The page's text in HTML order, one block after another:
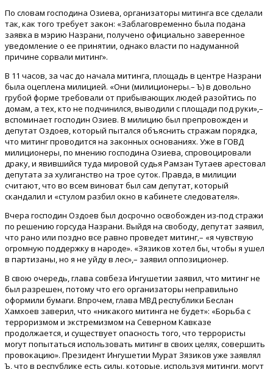
По словам господина Озиева, организаторы митинга все сделали
так, как того требует закон: «Заблаговременно была подана
заявка в мэрию Назрани, получено официально заверенное
уведомление о ее принятии, однако власти по надуманной
причине сорвали митинг».
В 11 часов, за час до начала митинга, площадь в центре Назрани
была оцеплена милицией. «Они (милиционеры.– Ъ) в довольно
грубой форме требовали от прибывающих людей разойтись по
домам, а тех, кто не подчинился, выводили с площади под руки»,–
вспоминает господин Озиев. В милицию был препровожден и
депутат Оздоев, который пытался объяснить стражам порядка,
что митинг проводится на законных основаниях. Уже в ГОВД
милиционеры, по мнению господина Озиева, спровоцировали
драку, и явившийся туда мировой судья Рамзан Тутаев арестовал
депутата за хулиганство на трое суток. Правда, в милиции
считают, что во всем виноват был сам депутат, который
скандалил и «стулом разбил окно в кабинете следователя».
Вчера господин Оздоев был досрочно освобожден из-под стражи
по решению горсуда Назрани. Выйдя на свободу, депутат заявил,
что рано или поздно все равно проведет митинг,– «я чувствую
огромную поддержку в народе». «Зязиков хотел бы, чтобы я ушел
в партизаны, но я не уйду в лес»,– заявил оппозиционер.
В свою очередь, глава совбеза Ингушетии заявил, что митинг не
был разрешен, потому что его организаторы неправильно
оформили бумаги. Впрочем, глава МВД республики Беслан
Хамхоев заверил, что «никакого митинга не будет»: «Борьба с
терроризмом и экстремизмом на Северном Кавказе
продолжается, и существует опасность того, что террористы
могут попытаться использовать митинг в своих целях, совершить
провокацию». Президент Ингушетии Мурат Зязиков уже заявлял
Ъ, что в республике есть силы, которые, используя митинги, могут